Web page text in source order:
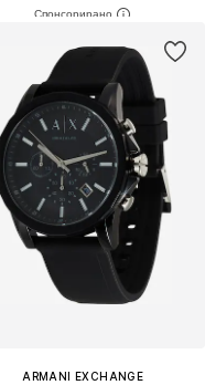
ARMANI EXCHANGE